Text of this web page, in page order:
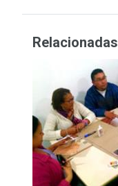
Relacionadas